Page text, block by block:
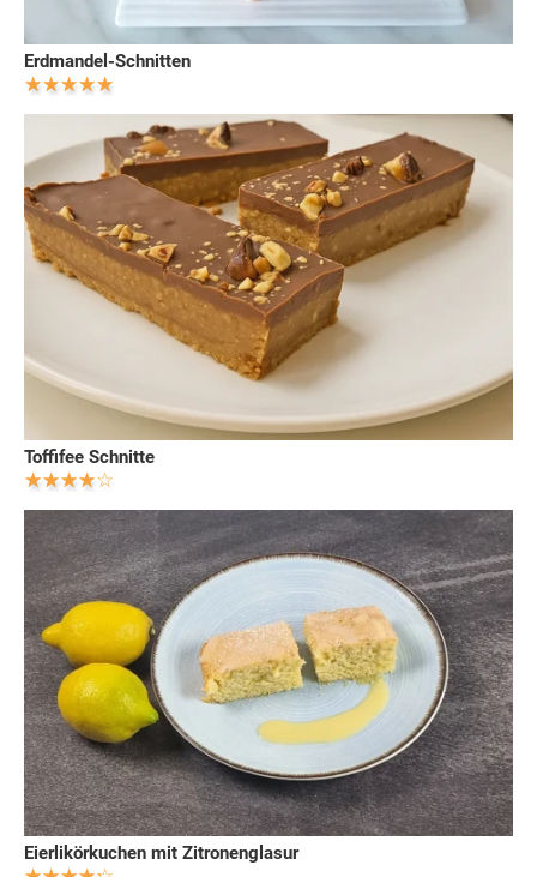
Erdmandel-Schnitten
Toffifee Schnitte
Eierlikörkuchen mit Zitronenglasur